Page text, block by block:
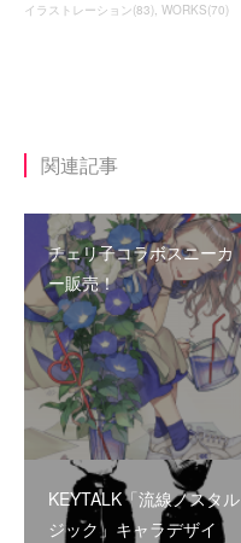
イラストレーション(83) WORKS(70)
関連記事
チェリ子コラボスニーカ
ー販売！
KEYTALK「流線ノスタル
ジック」キャラデザイ